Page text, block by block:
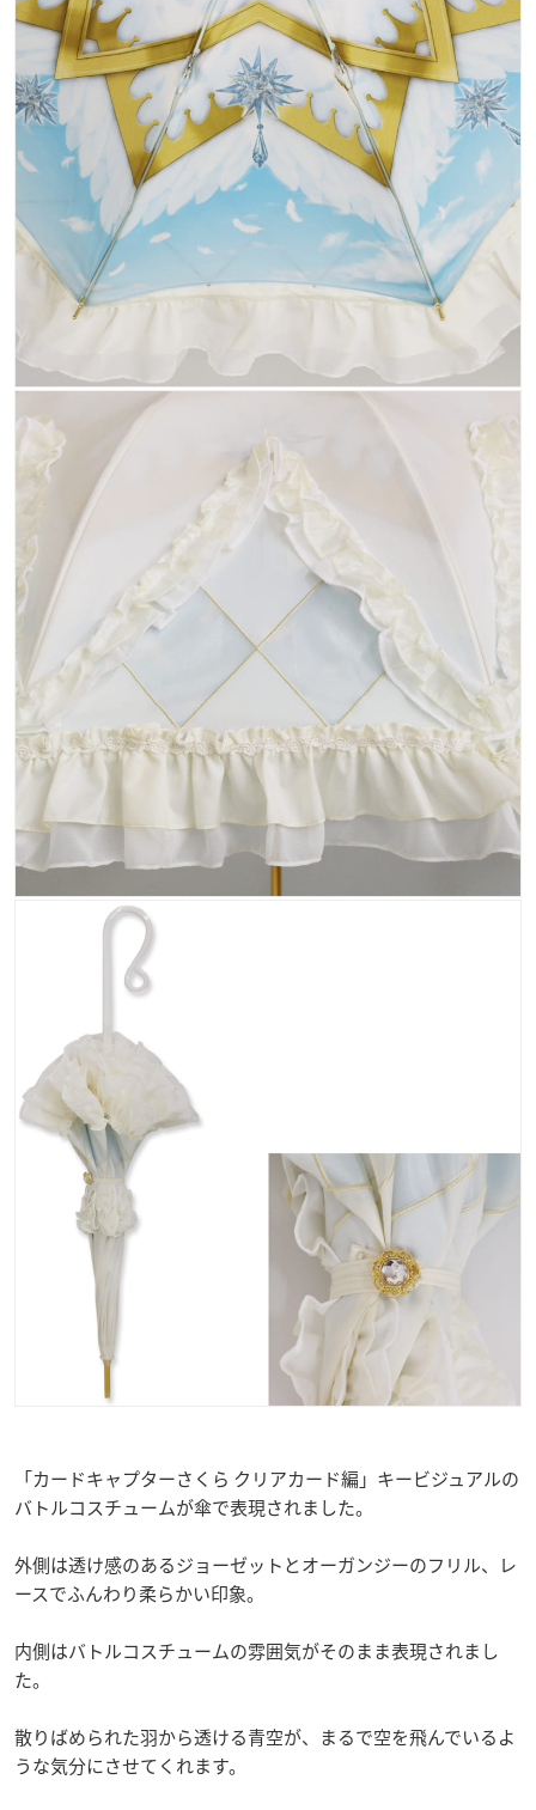
「カードキャプターさくら クリアカード編」キービジュアルの
バトルコスチュームが傘で表現されました。
外側は透け感のあるジョーゼットとオーガンジーのフリル、レ
ースでふんわり柔らかい印象。
内側はバトルコスチュームの雰囲気がそのまま表現されまし
た。
散りばめられた羽から透ける青空が、まるで空を飛んでいるよ
うな気分にさせてくれます。